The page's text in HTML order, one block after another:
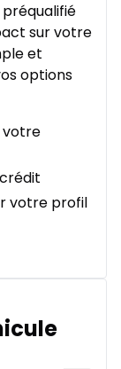
sur votre
et
options
votre
votre profil